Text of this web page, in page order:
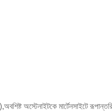
অস্টেনাইটকে মার্টেনসাইটে